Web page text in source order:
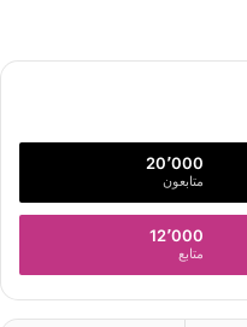
20٬000
متابعون
12٬000
متابع